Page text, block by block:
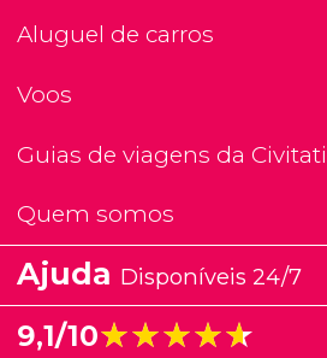
Aluguel de carros
Voos
Guias de viagens da
Quem somos
Ajuda Disponíveis 24/7
9,1/10★★★★★
★★★★★